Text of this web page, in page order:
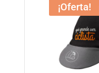
¡Oferta!